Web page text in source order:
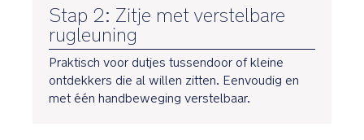
Stap 2: Zitje met verstelbare
rugleuning
Praktisch voor dutjes tussendoor of kleine
ontdekkers die al willen zitten. Eenvoudig en
met één handbeweging verstelbaar.